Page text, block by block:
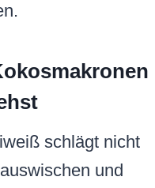
schlägt nicht
und